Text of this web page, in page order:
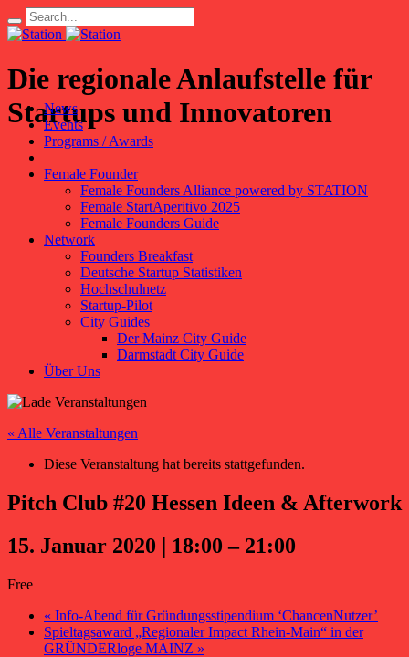
Die regionale Anlaufstelle für
Startups und Innovatoren
News
Events
Programs / Awards
Female Founder
Female Founders Alliance powered by STATION
Female StartAperitivo 2025
Female Founders Guide
Network
Founders Breakfast
Deutsche Startup Statistiken
Hochschulnetz
Startup-Pilot
City Guides
Der Mainz City Guide
Darmstadt City Guide
Über Uns
« Alle Veranstaltungen
Diese Veranstaltung hat bereits stattgefunden.
Pitch Club #20 Hessen Ideen & Afterwork
15. Januar 2020 | 18:00 – 21:00
Free
« Info-Abend für Gründungsstipendium ‘ChancenNutzer’
Spieltagsaward „Regionaler Impact Rhein-Main“ in der
GRÜNDERloge MAINZ »